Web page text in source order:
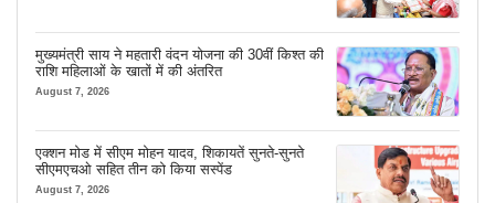
मुख्यमंत्री साय ने महतारी वंदन योजना की 30वीं किश्त की
राशि महिलाओं के खातों में की अंतरित
August 7, 2026
एक्शन मोड में सीएम मोहन यादव, शिकायतें सुनते-सुनते
सीएमएचओ सहित तीन को किया सस्पेंड
August 7, 2026